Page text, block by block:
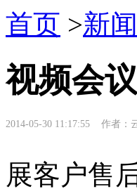
首页 >新
视频会
2014-05-30 11:17:55 作者：
展客户售